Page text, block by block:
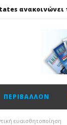
ΠΕΡΙΒΆΛΛΟΝ
ευαισθητοποίηση